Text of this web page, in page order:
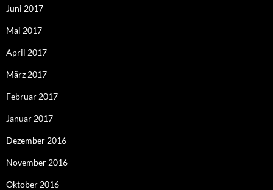
Juni 2017
Mai 2017
April 2017
März 2017
Februar 2017
Januar 2017
Dezember 2016
November 2016
Oktober 2016